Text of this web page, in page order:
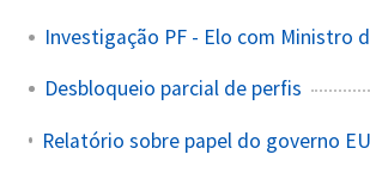
Desbloqueio parcial de perfis